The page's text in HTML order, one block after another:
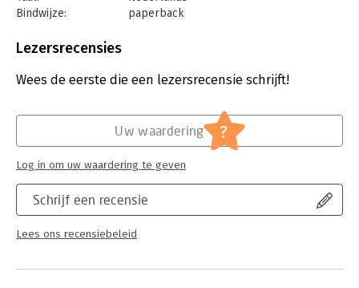
Bindwijze:
paperback
Uitgever:
Verschijningsdatum:
18-10-2022
IT-management / ICT
Lezersrecensies
Wees de eerste die een lezersrecensie schrijft!
Schrijf een recensie
Lees ons recensiebeleid
Uw waardering ?
Log in om uw waardering te geven